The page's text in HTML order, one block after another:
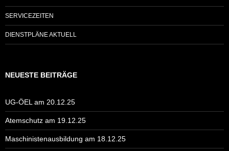
SERVICEZEITEN
DIENSTPLÄNE AKTUELL
NEUESTE BEITRÄGE
UG-ÖEL am 20.12.25
Atemschutz am 19.12.25
Maschinistenausbildung am 18.12.25